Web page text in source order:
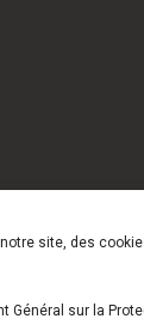
site, des
Général sur la